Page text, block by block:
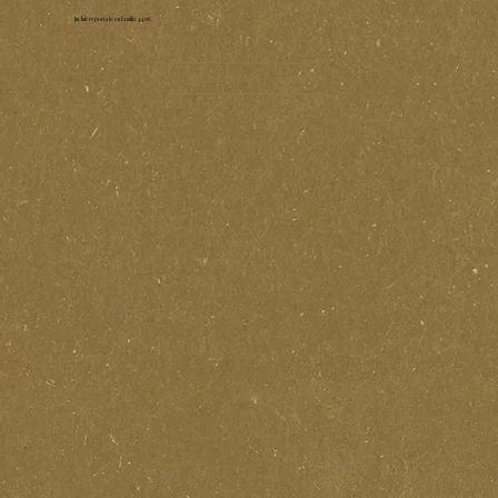
Incluir reportaje en familia 440€